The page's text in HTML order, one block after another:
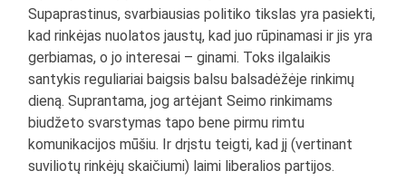
Supaprastinus, svarbiausias politiko tikslas yra pasiekti,
kad rinkėjas nuolatos jaustų, kad juo rūpinamasi ir jis yra
gerbiamas, o jo interesai – ginami. Toks ilgalaikis
santykis reguliariai baigsis balsu balsadėžėje rinkimų
dieną. Suprantama, jog artėjant Seimo rinkimams
biudžeto svarstymas tapo bene pirmu rimtu
komunikacijos mūšiu. Ir drįstu teigti, kad jį (vertinant
suviliotų rinkėjų skaičiumi) laimi liberalios partijos.